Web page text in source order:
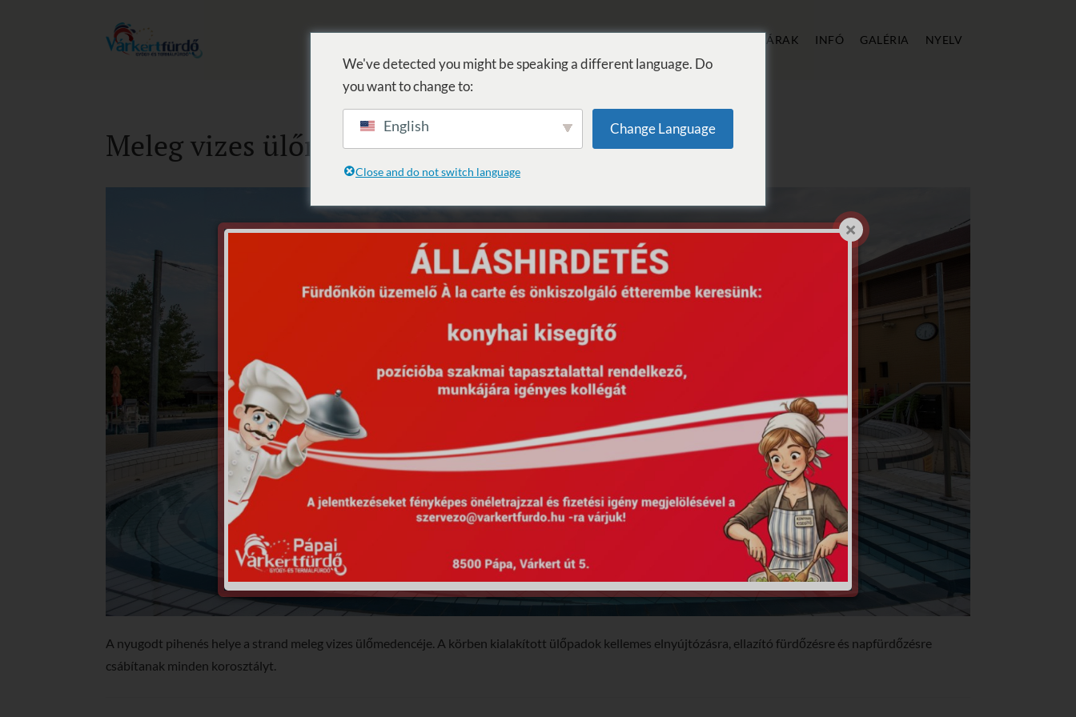
ÁRAK INFÓ GALÉRIA NYELV
Meleg vizes ülőmedence
A nyugodt pihenés helye a strand meleg vizes ülőmedencéje. A körben kialakított ülőpadok kellemes elnyújtózásra, ellazító fürdőzésre és napfürdőzésre
csábítanak minden korosztályt.
We've detected you might be speaking a different language. Do
you want to change to:
English Change Language
Close and do not switch language